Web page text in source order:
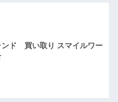
取り スマイルワー